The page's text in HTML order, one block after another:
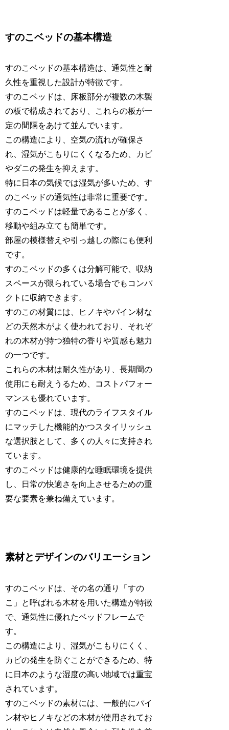
すのこベッドの基本構造
すのこベッドの基本構造は、通気性と耐
久性を重視した設計が特徴です。
すのこベッドは、床板部分が複数の木製
の板で構成されており、これらの板が一
定の間隔をあけて並んでいます。
この構造により、空気の流れが確保さ
れ、湿気がこもりにくくなるため、カビ
やダニの発生を抑えます。
特に日本の気候では湿気が多いため、す
のこベッドの通気性は非常に重要です。
すのこベッドは軽量であることが多く、
移動や組み立ても簡単です。
部屋の模様替えや引っ越しの際にも便利
です。
すのこベッドの多くは分解可能で、収納
スペースが限られている場合でもコンパ
クトに収納できます。
すのこの材質には、ヒノキやパイン材な
どの天然木がよく使われており、それぞ
れの木材が持つ独特の香りや質感も魅力
の一つです。
これらの木材は耐久性があり、長期間の
使用にも耐えうるため、コストパフォー
マンスも優れています。
すのこベッドは、現代のライフスタイル
にマッチした機能的かつスタイリッシュ
な選択肢として、多くの人々に支持され
ています。
すのこベッドは健康的な睡眠環境を提供
し、日常の快適さを向上させるための重
要な要素を兼ね備えています。
素材とデザインのバリエーション
すのこベッドは、その名の通り「すの
こ」と呼ばれる木材を用いた構造が特徴
で、通気性に優れたベッドフレームで
す。
この構造により、湿気がこもりにくく、
カビの発生を防ぐことができるため、特
に日本のような湿度の高い地域では重宝
されています。
すのこベッドの素材には、一般的にパイ
ン材やヒノキなどの木材が使用されてお